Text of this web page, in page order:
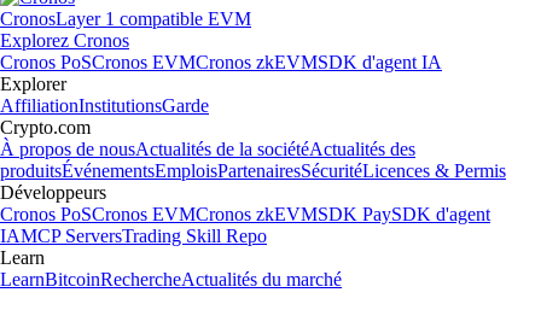
CronosLayer 1 compatible EVM
Explorez Cronos
Cronos PoSCronos EVMCronos zkEVMSDK d'agent IA
Explorer
AffiliationInstitutionsGarde
Crypto.com
À propos de nousActualités de la sociétéActualités des
produitsÉvénementsEmploisPartenairesSécuritéLicences & Permis
Développeurs
Cronos PoSCronos EVMCronos zkEVMSDK PaySDK d'agent
IAMCP ServersTrading Skill Repo
Learn
LearnBitcoinRechercheActualités du marché